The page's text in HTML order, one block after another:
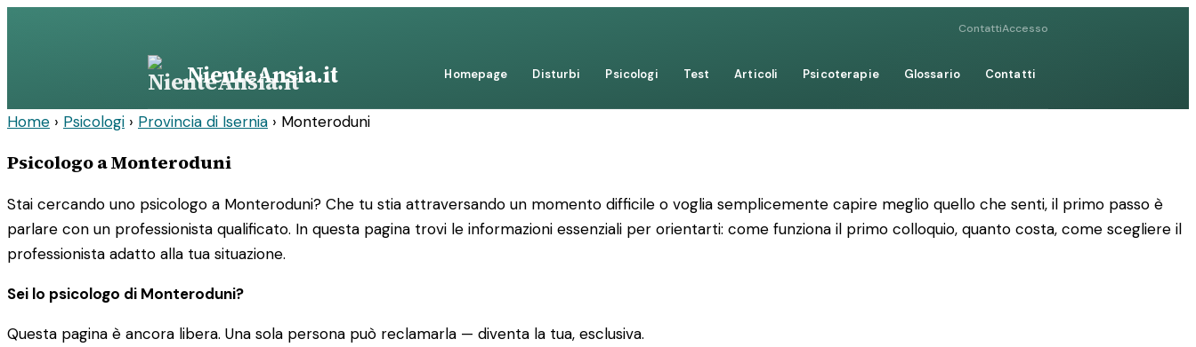
ContattiAccesso
NienteAnsia.it Homepage Disturbi Psicologi Test Articoli Psicoterapie Glossario Contatti
Home › Psicologi › Provincia di Isernia › Monteroduni
Psicologo a Monteroduni
Stai cercando uno psicologo a Monteroduni? Che tu stia attraversando un momento difficile o voglia semplicemente capire meglio quello che senti, il primo passo è
parlare con un professionista qualificato. In questa pagina trovi le informazioni essenziali per orientarti: come funziona il primo colloquio, quanto costa, come scegliere il
professionista adatto alla tua situazione.
Sei lo psicologo di Monteroduni?
Questa pagina è ancora libera. Una sola persona può reclamarla — diventa la tua, esclusiva.